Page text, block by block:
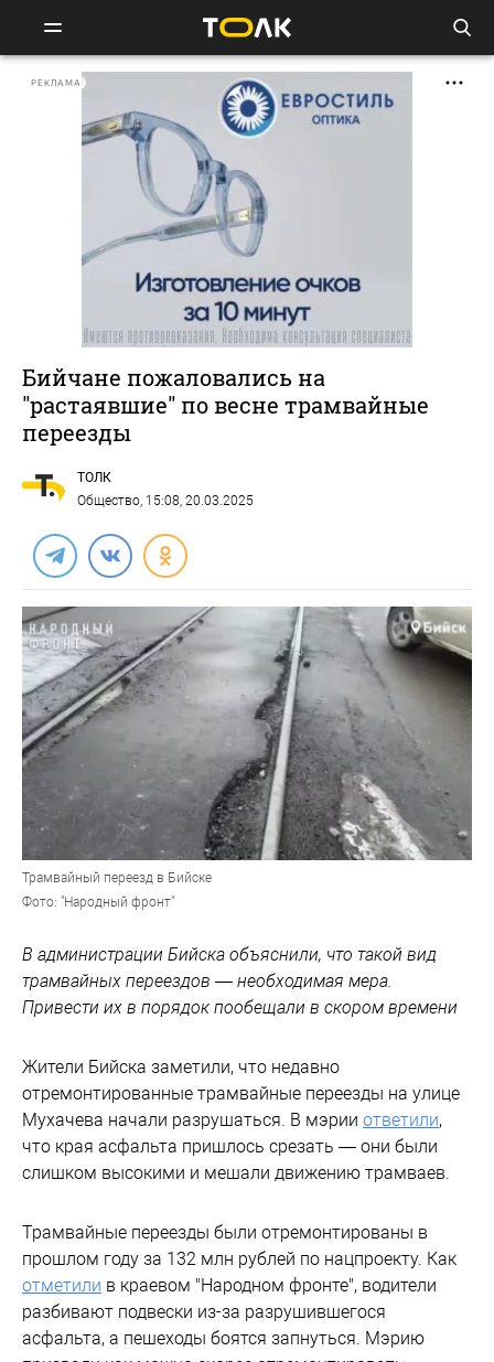
РЕКЛАМА
Бийчане пожаловались на
"растаявшие" по весне трамвайные
переезды
ТОЛК
Общество, 15:08, 20.03.2025
Трамвайный переезд в Бийске
Фото: "Народный фронт"
В администрации Бийска объяснили, что такой вид
трамвайных переездов — необходимая мера.
Привести их в порядок пообещали в скором времени
Жители Бийска заметили, что недавно
отремонтированные трамвайные переезды на улице
Мухачева начали разрушаться. В мэрии ответили,
что края асфальта пришлось срезать — они были
слишком высокими и мешали движению трамваев.
Трамвайные переезды были отремонтированы в
прошлом году за 132 млн рублей по нацпроекту. Как
отметили в краевом "Народном фронте", водители
разбивают подвески из-за разрушившегося
асфальта, а пешеходы боятся запнуться. Мэрию